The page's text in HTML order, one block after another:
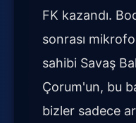
FK kazandı.
sonrası
sahibi Savaş
Çorum'un, bu
bizler sadece